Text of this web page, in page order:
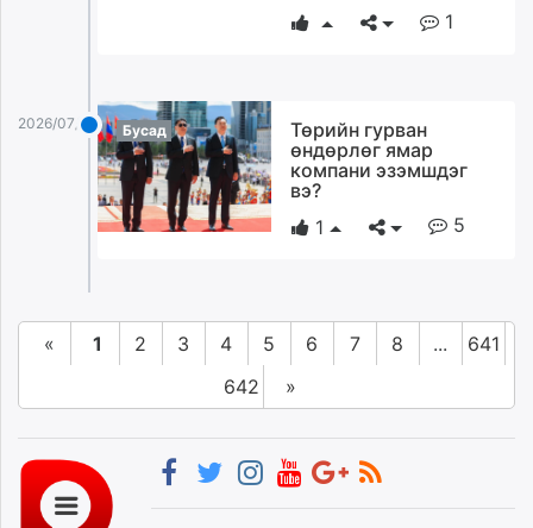
1
2026/07/24 Бусад
Төрийн гурван
өндөрлөг ямар
компани эзэмшдэг
вэ?
1
5
« 1 2 3 4 5 6 7 8 ...
641
642
»